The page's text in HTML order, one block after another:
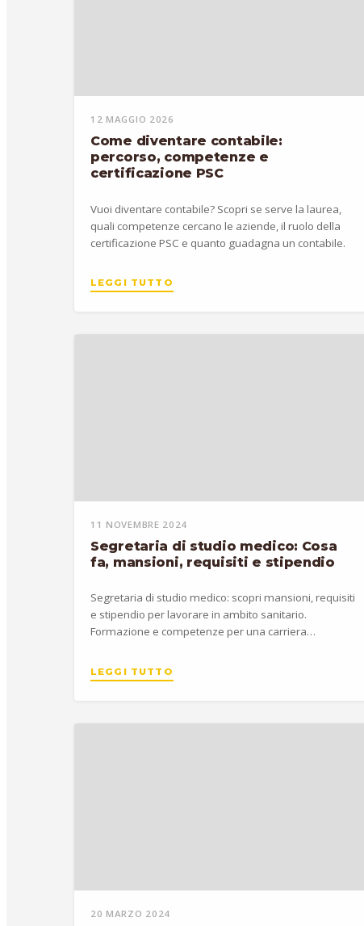
12 MAGGIO 2026
Come diventare contabile:
percorso, competenze e
certificazione PSC
Vuoi diventare contabile? Scopri se serve la laurea,
quali competenze cercano le aziende, il ruolo della
certificazione PSC e quanto guadagna un contabile.
LEGGI TUTTO
11 NOVEMBRE 2024
Segretaria di studio medico: Cosa
fa, mansioni, requisiti e stipendio
Segretaria di studio medico: scopri mansioni, requisiti
e stipendio per lavorare in ambito sanitario.
Formazione e competenze per una carriera
LEGGI TUTTO
20 MARZO 2024